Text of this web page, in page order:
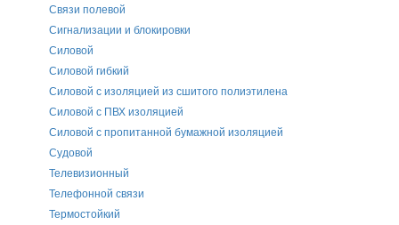
Связи полевой
Сигнализации и блокировки
Силовой
Силовой гибкий
Силовой с изоляцией из сшитого полиэтилена
Силовой с ПВХ изоляцией
Силовой с пропитанной бумажной изоляцией
Судовой
Телевизионный
Телефонной связи
Термостойкий